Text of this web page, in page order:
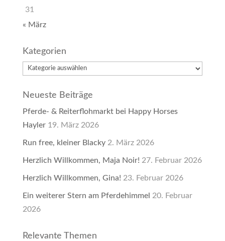
31
« März
Kategorien
Kategorien
Neueste Beiträge
Pferde- & Reiterflohmarkt bei Happy Horses
Hayler 19. März 2026
Run free, kleiner Blacky 2. März 2026
Herzlich Willkommen, Maja Noir! 27. Februar 2026
Herzlich Willkommen, Gina! 23. Februar 2026
Ein weiterer Stern am Pferdehimmel 20. Februar
2026
Relevante Themen